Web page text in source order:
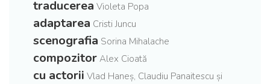
traducerea Violeta Popa
adaptarea Cristi Juncu
scenografia Sorina Mihalache
compozitor Alex Cioată
cu actorii Vlad Haneș, Claudiu Panaitescu și